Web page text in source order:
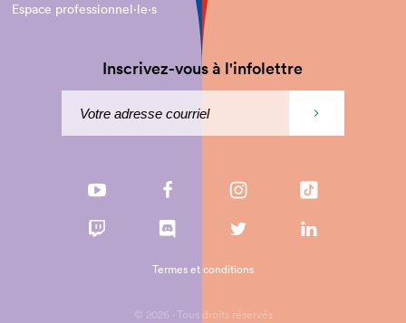
Espace professionnel·le⋅s
Inscrivez-vous à l'infolettre
© 2026 - Tous droits réservés
Termes et conditions